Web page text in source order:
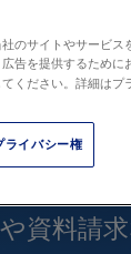
コールド
食品加工
ブラスト
資料請
のサイトやサービス
告を提供するために
ください。詳細はプ
ライバシー権